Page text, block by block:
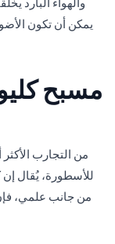
يمكن أن تكون
مسبح
من التجارب
للأسطورة، يُقال إن
من جانب علمي،